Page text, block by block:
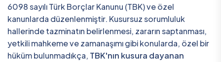
6098 sayılı Türk Borçlar Kanunu (TBK) ve özel
kanunlarda düzenlenmiştir. Kusursuz sorumluluk
hallerinde tazminatın belirlenmesi, zararın saptanması,
yetkili mahkeme ve zamanaşımı gibi konularda, özel bir
hüküm bulunmadıkça, TBK'nın kusura dayanan